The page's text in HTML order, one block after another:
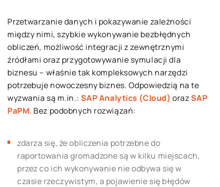
Przetwarzanie danych i pokazywanie zależności
między nimi, szybkie wykonywanie bezbłędnych
obliczeń, możliwość integracji z zewnętrznymi
źródłami oraz przygotowywanie symulacji dla
biznesu – właśnie tak kompleksowych narzędzi
potrzebuje nowoczesny biznes. Odpowiedzią na te
wyzwania są m.in.: SAP Analytics (Cloud) orazSAP
PaPM. Bez podobnych rozwiązań:
zdarza się, że obliczenia potrzebne do
raportowania gromadzone są w kilku miejscach,
przez co ich wykonywanie nie odbywa się w
czasie rzeczywistym, a pojawienie się błędów